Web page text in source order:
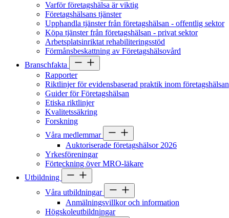
Varför företagshälsa är viktig
Företagshälsans tjänster
Upphandla tjänster från företagshälsan - offentlig sektor
Köpa tjänster från företagshälsan - privat sektor
Arbetsplatsinriktat rehabiliteringsstöd
Förmånsbeskattning av Företagshälsovård
Branschfakta
Rapporter
Riktlinjer för evidensbaserad praktik inom företagshälsan
Guider för Företagshälsan
Etiska riktlinjer
Kvalitetssäkring
Forskning
Våra medlemmar
Auktoriserade företagshälsor 2026
Yrkesföreningar
Förteckning över MRO-läkare
Utbildning
Våra utbildningar
Anmälningsvillkor och information
Högskoleutbildningar